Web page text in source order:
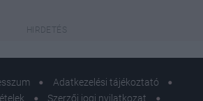
Adatkezelési tájékoztató
Szerzői jogi nyilatkozat